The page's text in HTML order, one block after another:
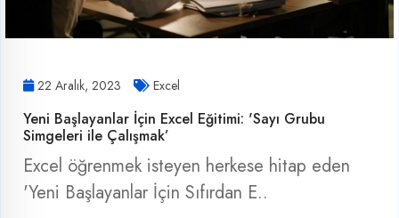
22 Aralık, 2023 Excel
Yeni Başlayanlar İçin Excel Eğitimi: 'Sayı Grubu
Simgeleri ile Çalışmak’
Excel öğrenmek isteyen herkese hitap eden
'Yeni Başlayanlar İçin Sıfırdan E..